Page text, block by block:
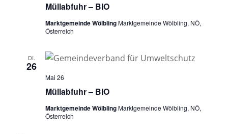
Müllabfuhr – BIO
Marktgemeinde WölblingMarktgemeinde Wölbling, NÖ,
Österreich
DI.
26
Müllabfuhr – BIO
Mai 26
Marktgemeinde WölblingMarktgemeinde Wölbling, NÖ,
Österreich